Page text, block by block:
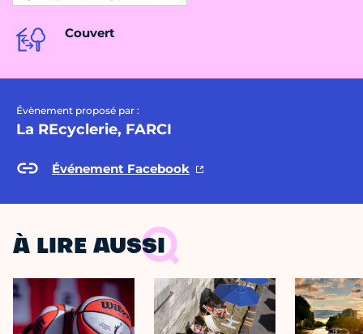
Couvert
Évènement proposé par :
La REcyclerie, FARCI
Événement Facebook
À LIRE AUSSI